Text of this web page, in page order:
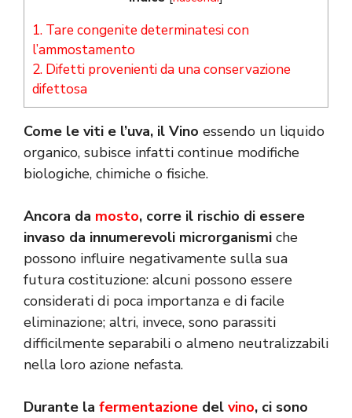
1. Tare congenite determinatesi con
l’ammostamento
2. Difetti provenienti da una conservazione
difettosa
Come le viti e l’uva, il Vino essendo un liquido
organico, subisce infatti continue modifiche
biologiche, chimiche o fisiche.
Ancora da mosto, corre il rischio di essere
invaso da innumerevoli microrganismi che
possono influire negativamente sulla sua
futura costituzione: alcuni possono essere
considerati di poca importanza e di facile
eliminazione; altri, invece, sono parassiti
difficilmente separabili o almeno neutralizzabili
nella loro azione nefasta.
Durante la fermentazione del vino, ci sono